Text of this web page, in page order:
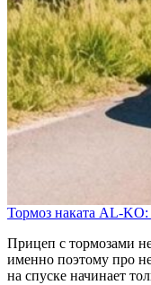
Тормоз наката AL-KO:
Прицеп с тормозами
именно поэтому про
на спуске начинает